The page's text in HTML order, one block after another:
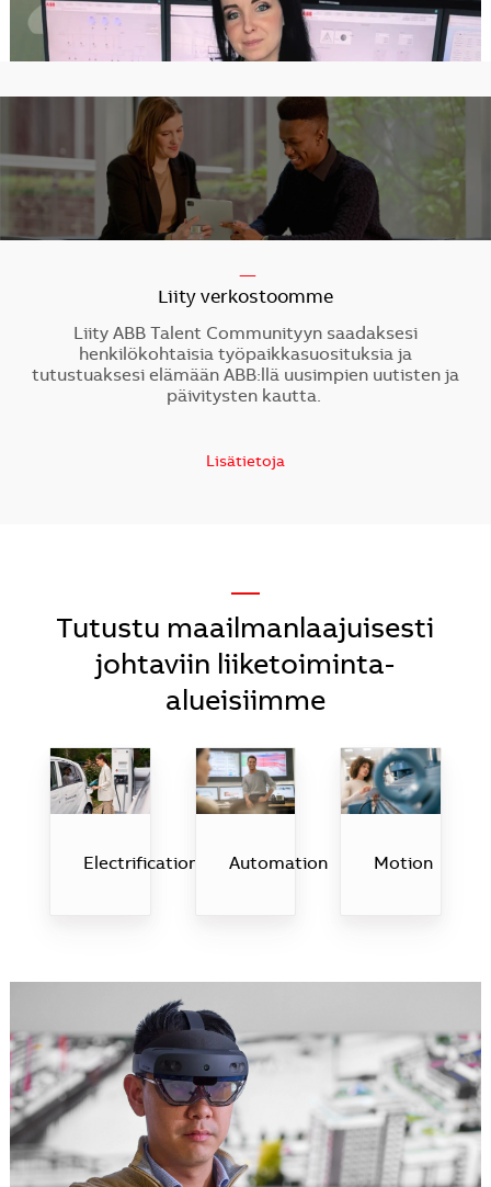
Learn more
-----
Liity verkostoomme
Liity ABB Talent Communityyn saadaksesi
henkilökohtaisia työpaikkasuosituksia ja
tutustuaksesi elämään ABB:llä uusimpien uutisten ja
päivitysten kautta.
Lisätietoja
—
Tutustu maailmanlaajuisesti
johtaviin liiketoiminta-
alueisiimme
Electrification Automation Motion